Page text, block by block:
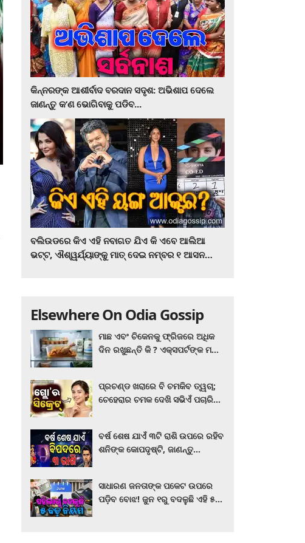
କିନ୍ନରଙ୍କ ଆଶୀର୍ବାଦ ବରଦାନ ସଦୃଶ: ଅଭିଶାପ ଦେଲେ
ଜାଣନ୍ତୁ କ’ଣ ଭୋଗିବାକୁ ପଡିବ...
ବଲିଉଡରେ କିଏ ଏହି ନବାଗତ ଯିଏ କି ଏବେ ଆଲିଆ
ଭଟ୍ଟ, ଐଶ୍ୱର୍ଯ୍ୟାଙ୍କୁ ମାତ୍‌ ଦେଇ ନମ୍ବର ୧ ଆସନ
Elsewhere On Odia Gossip
ମାଛ ଏବଂ ଚିକେନକୁ ଫ୍ରିଜରେ ଅଧିକ
ଦିନ ରଖୁଛନ୍ତି କି ? ଏକ୍ସପର୍ଟଙ୍କ ମତ
ପ୍ରଚଣ୍ଡ ଖରାରେ ବି ଚମକିବ ତ୍ୱଚା;
ଚେହେରାର ଚମକ ଦେଖି ସଭିଏଁ ପଚାରିବେ
ବର୍ଷ ଶେଷ ଯାଏଁ ୩ଟି ରାଶି ଉପରେ ରହିବ
ଶନିଙ୍କ କୋପଦୃଷ୍ଟି, ଜାଣନ୍ତୁ
ସାଧାରଣ ଜନତାଙ୍କ ପକେଟ ଉପରେ
ପଡ଼ିବ ବୋଝ! ଜୁନ ୧ରୁ ବଦଳୁଛି ଏହି ୫